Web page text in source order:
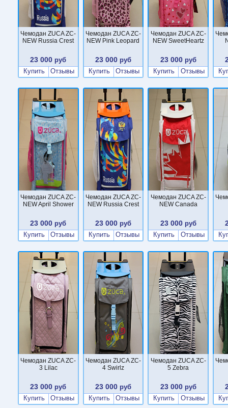
Чемодан ZUCA ZC-
NEW Russia Crest
23 000 руб
Купить
Отзывы
Чемодан ZUCA ZC-
NEW Pink Leopard
23 000 руб
Купить
Отзывы
Чемодан ZUCA ZC-
NEW SweetHeartz
23 000руб
Купить
Отзывы
Чемодан ZUCA ZC-
NEW April Shower
23 000 руб
Купить
Отзывы
Чемодан ZUCA ZC-
NEW Russia Crest
23 000 руб
Купить
Отзывы
Чемодан ZUCA ZC-
NEW Canada
23 000руб
Купить
Отзывы
Чемодан ZUCA ZC-
3 Lilac
23 000 руб
Купить
Отзывы
Чемодан ZUCA ZC-
4 Swirlz
23 000 руб
Купить
Отзывы
Чемодан ZUCA ZC-
5 Zebra
23 000руб
Купить
Отзывы